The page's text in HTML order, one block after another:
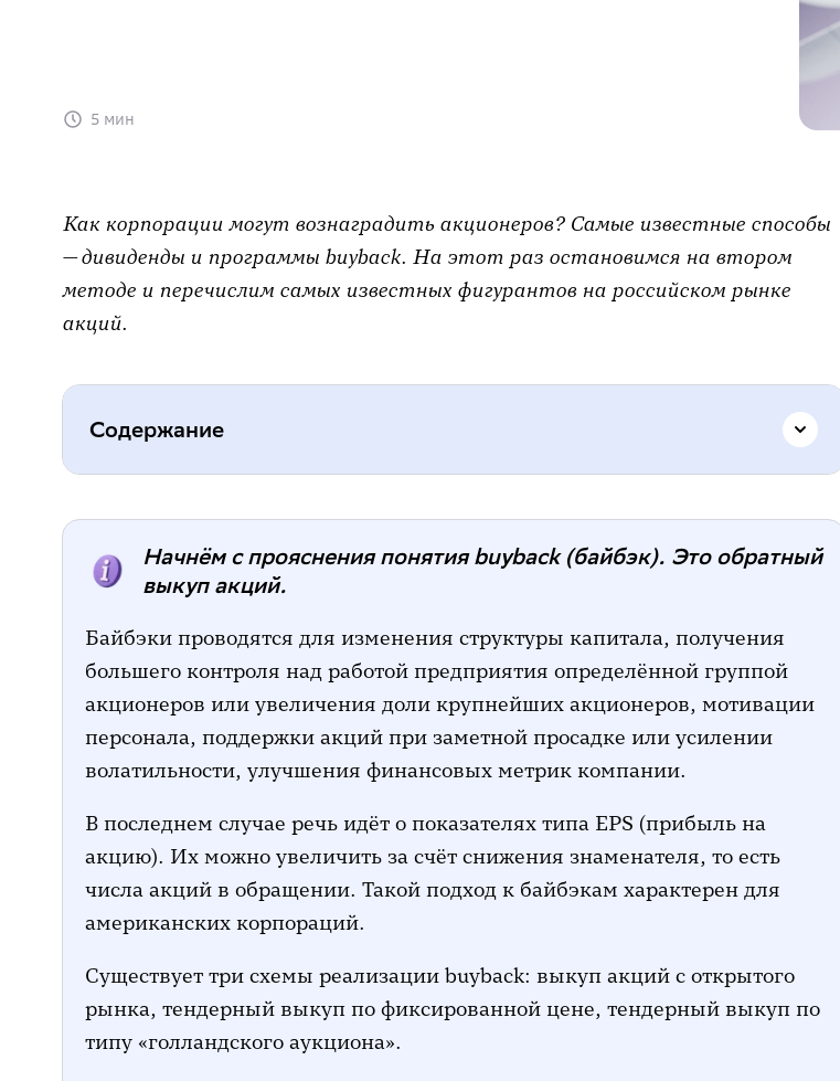
5 мин
Как корпорации могут вознаградить акционеров? Самые известные способы
— дивиденды и программы buyback. На этот раз остановимся на втором
методе и перечислим самых известных фигурантов на российском рынке
акций.
Содержание
Роснефть
Озон
Начнём с прояснения понятия buyback (байбэк). Это обратный
выкуп акций.
Байбэки проводятся для изменения структуры капитала, получения
большего контроля над работой предприятия определённой группой
акционеров или увеличения доли крупнейших акционеров, мотивации
персонала, поддержки акций при заметной просадке или усилении
волатильности, улучшения финансовых метрик компании.
В последнем случае речь идёт о показателях типа EPS (прибыль на
акцию). Их можно увеличить за счёт снижения знаменателя, то есть
числа акций в обращении. Такой подход к байбэкам характерен для
американских корпораций.
Существует три схемы реализации buyback: выкуп акций с открытого
рынка, тендерный выкуп по фиксированной цене, тендерный выкуп по
типу «голландского аукциона».